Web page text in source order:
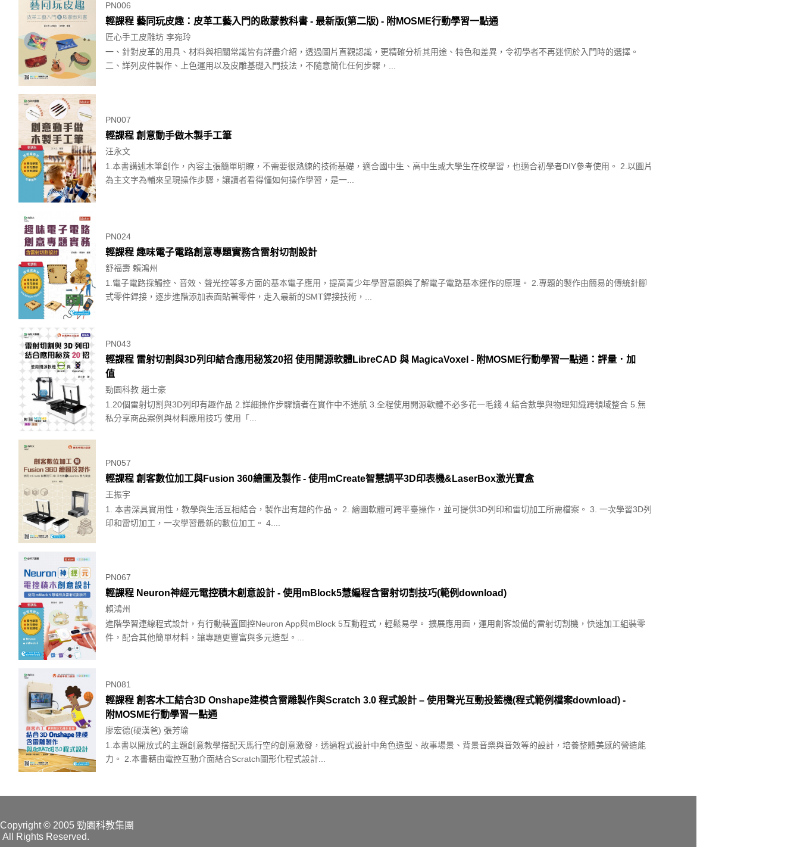
PN006
輕課程 藝同玩皮趣：皮革工藝入門的啟蒙教科書 - 最新版(第二版) - 附MOSME行動學習一點通
匠心手工皮雕坊 李宛玲
一、針對皮革的用具、材料與相關常識皆有詳盡介紹，透過圖片直觀認識，更精確分析其用途、特色和差異，令初學者不再迷惘於入門時的選擇。
二、詳列皮件製作、上色運用以及皮雕基礎入門技法，不隨意簡化任何步驟，...
PN007
輕課程 創意動手做木製手工筆
汪永文
1.本書講述木筆創作，內容主張簡單明瞭，不需要很熟練的技術基礎，適合國中生、高中生或大學生在校學習，也適合初學者DIY參考使用。 2.以圖片
為主文字為輔來呈現操作步驟，讓讀者看得懂如何操作學習，是一...
PN024
輕課程 趣味電子電路創意專題實務含雷射切割設計
舒福壽 賴鴻州
1.電子電路採觸控、音效、聲光控等多方面的基本電子應用，提高青少年學習意願與了解電子電路基本運作的原理。 2.專題的製作由簡易的傳統針腳
式零件銲接，逐步進階添加表面貼著零件，走入最新的SMT銲接技術，...
PN043
輕課程 雷射切割與3D列印結合應用秘笈20招 使用開源軟體LibreCAD 與 MagicaVoxel - 附MOSME行動學習一點通：評量．加
值
勁園科教 趙士豪
1.20個雷射切割與3D列印有趣作品 2.詳細操作步驟讀者在實作中不迷航 3.全程使用開源軟體不必多花一毛錢 4.結合數學與物理知識跨領域整合 5.無
私分享商品案例與材料應用技巧 使用「...
PN057
輕課程 創客數位加工與Fusion 360繪圖及製作 - 使用mCreate智慧調平3D印表機&LaserBox激光寶盒
王振宇
1. 本書深具實用性，教學與生活互相結合，製作出有趣的作品。 2. 繪圖軟體可跨平臺操作，並可提供3D列印和雷切加工所需檔案。 3. 一次學習3D列
印和雷切加工，一次學習最新的數位加工。 4....
PN067
輕課程 Neuron神經元電控積木創意設計 - 使用mBlock5慧編程含雷射切割技巧(範例download)
賴鴻州
進階學習連線程式設計，有行動裝置圖控Neuron App與mBlock 5互動程式，輕鬆易學。 擴展應用面，運用創客設備的雷射切割機，快速加工組裝零
件，配合其他簡單材料，讓專題更豐富與多元造型。...
PN081
輕課程 創客木工結合3D Onshape建模含雷雕製作與Scratch 3.0 程式設計 – 使用聲光互動投籃機(程式範例檔案download) -
附MOSME行動學習一點通
廖宏德(硬漢爸) 張芳瑜
1.本書以開放式的主題創意教學搭配天馬行空的創意激發，透過程式設計中角色造型、故事場景、背景音樂與音效等的設計，培養整體美感的營造能
力。 2.本書藉由電控互動介面結合Scratch圖形化程式設計...
Copyright© 2005 勁園科教集團
All Rights Reserved.